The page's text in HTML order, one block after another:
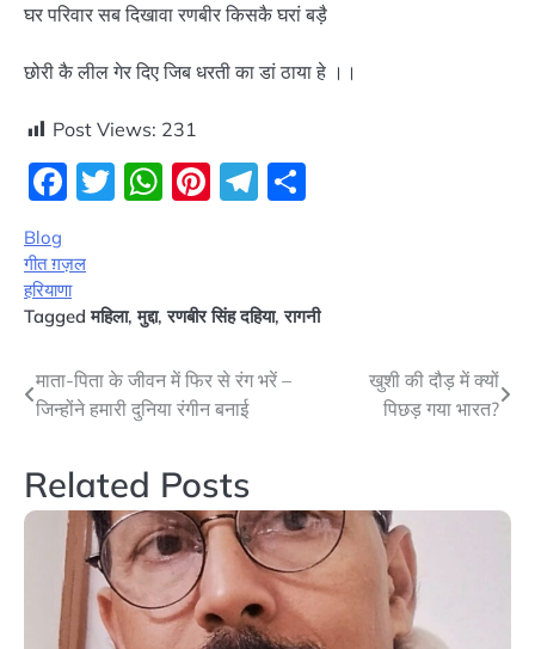
घर परिवार सब दिखावा रणबीर किसकै घरां बड़ै
छोरी कै लील गेर दिए जिब धरती का डां ठाया हे ।।
Post Views: 231
Facebook
Twitter
WhatsApp
Pinterest
Telegram
Blog
गीत ग़ज़ल
हरियाणा
Taggedमहिला,मुद्दा,रणबीर सिंह दहिया,रागनी
Post
navigation
माता-पिता के जीवन में फिर से रंग भरें –
जिन्होंने हमारी दुनिया रंगीन बनाई
खुशी की दौड़ में क्यों
पिछड़ गया भारत?
Related Posts